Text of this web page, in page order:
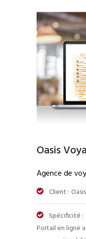
Oasis
Agence de
Client :
Spécificité :
Portail en ligne